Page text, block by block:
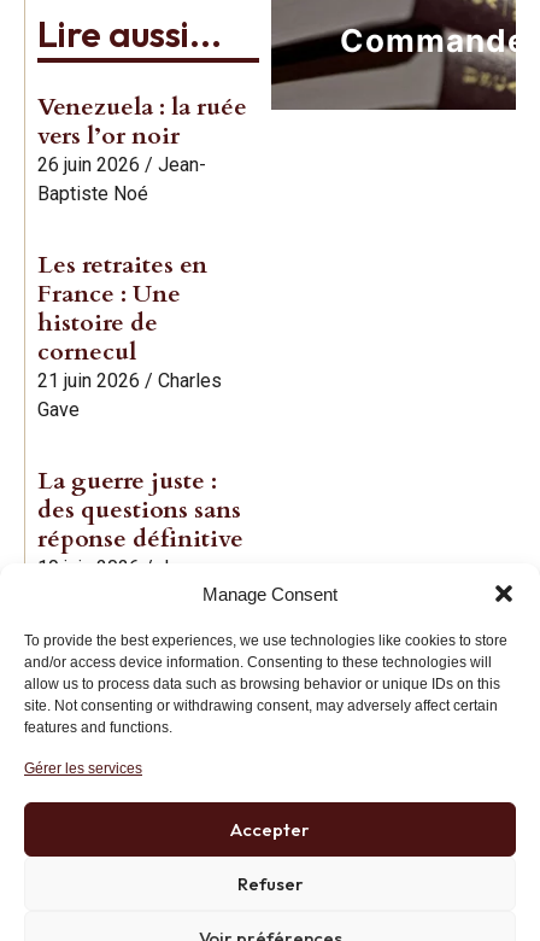
Manage Consent
To provide the best experiences, we use technologies like cookies to store
and/or access device information. Consenting to these technologies will
allow us to process data such as browsing behavior or unique IDs on this
site. Not consenting or withdrawing consent, may adversely affect certain
features and functions.
Gérer les services
Accepter
Refuser
Lire aussi...
Venezuela : la ruée
vers l’or noir
26 juin 2026 / Jean-
Baptiste Noé
Les retraites en
France : Une
histoire de
cornecul
21 juin 2026 / Charles
Gave
La guerre juste :
des questions sans
réponse définitive
19 juin 2026 / Jean-
Institut des Libertés
+33 (0)1 71 20 45 39